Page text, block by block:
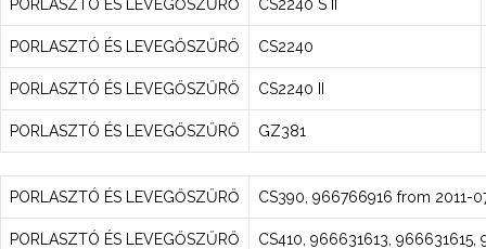
PORLASZTÓ ÉS LEVEGŐSZŰRŐ CS2240 S II
PORLASZTÓ ÉS LEVEGŐSZŰRŐ CS2240
PORLASZTÓ ÉS LEVEGŐSZŰRŐ CS2240 II
PORLASZTÓ ÉS LEVEGŐSZŰRŐ GZ381
PORLASZTÓ ÉS LEVEGŐSZŰRŐ CS390, 966766916 from 2011-
PORLASZTÓ ÉS LEVEGŐSZŰRŐ CS410, 966631613,